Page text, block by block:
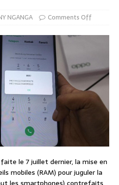
NGANGA Comments Off
le 7 juillet dernier, la mise en
mobiles (RAM) pour juguler la